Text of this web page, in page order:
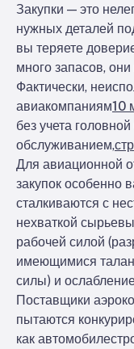
Закупки — это
нужных деталей
вы теряете
много запасов, они
Фактически,
авиакомпаниям10
без учета
обслуживанием,
Для авиационной
закупок особенно
сталкиваются с
нехваткой
рабочей силой
имеющимися
силы) и
Поставщики
пытаются
как